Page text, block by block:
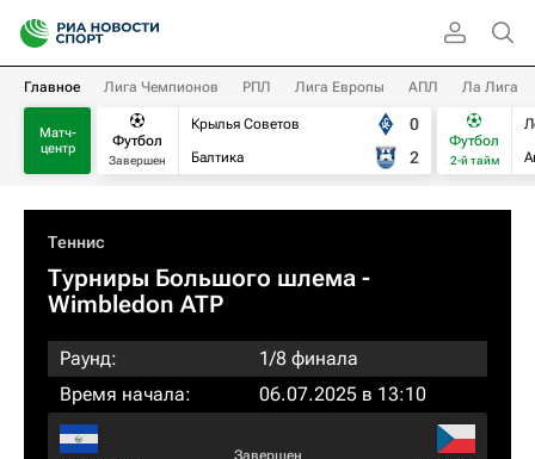
Главное Лига Чемпионов РПЛ Лига Европы АПЛ Ла Лига
Матч-
центр
Футбол
Завершен
Крылья Советов
Балтика
0
2
Футбол
2-й тайм
Теннис
Турниры Большого шлема -
Wimbledon ATP
Раунд:
1/8 финала
Время начала:
06.07.2025 в 13:10
Завершен